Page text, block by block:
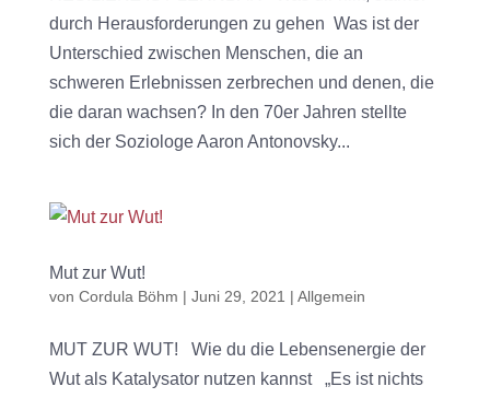
durch Herausforderungen zu gehen Was ist der
Unterschied zwischen Menschen, die an
schweren Erlebnissen zerbrechen und denen, die
die daran wachsen? In den 70er Jahren stellte
sich der Soziologe Aaron Antonovsky...
Mut zur Wut!
von Cordula Böhm | Juni 29, 2021 | Allgemein
MUT ZUR WUT! Wie du die Lebensenergie der
Wut als Katalysator nutzen kannst „Es ist nichts